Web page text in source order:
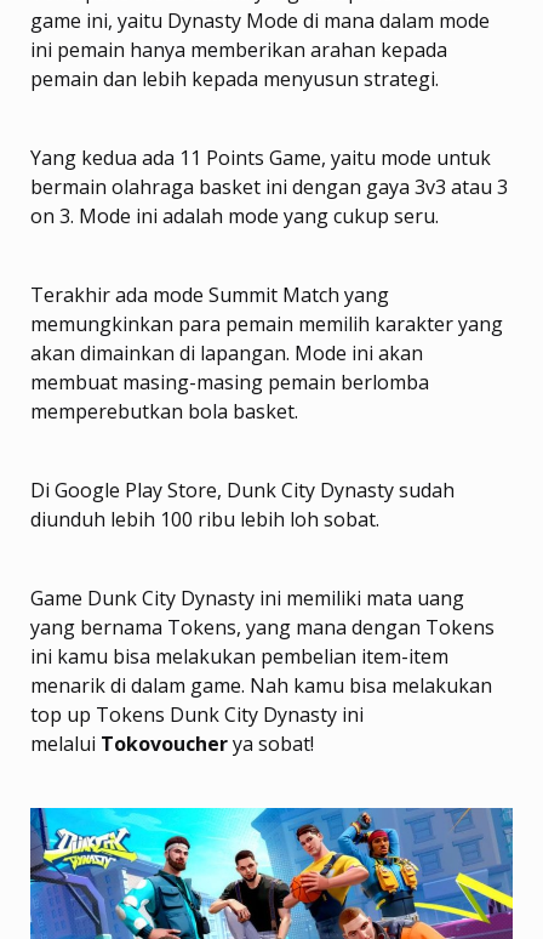
game ini, yaitu Dynasty Mode di mana dalam mode
ini pemain hanya memberikan arahan kepada
pemain dan lebih kepada menyusun strategi.
Yang kedua ada 11 Points Game, yaitu mode untuk
bermain olahraga basket ini dengan gaya 3v3 atau 3
on 3. Mode ini adalah mode yang cukup seru.
Terakhir ada mode Summit Match yang
memungkinkan para pemain memilih karakter yang
akan dimainkan di lapangan. Mode ini akan
membuat masing-masing pemain berlomba
memperebutkan bola basket.
Di Google Play Store, Dunk City Dynasty sudah
diunduh lebih 100 ribu lebih loh sobat.
Game Dunk City Dynasty ini memiliki mata uang
yang bernama Tokens, yang mana dengan Tokens
ini kamu bisa melakukan pembelian item-item
menarik di dalam game. Nah kamu bisa melakukan
top up Tokens Dunk City Dynasty ini
melalui Tokovoucherya sobat!